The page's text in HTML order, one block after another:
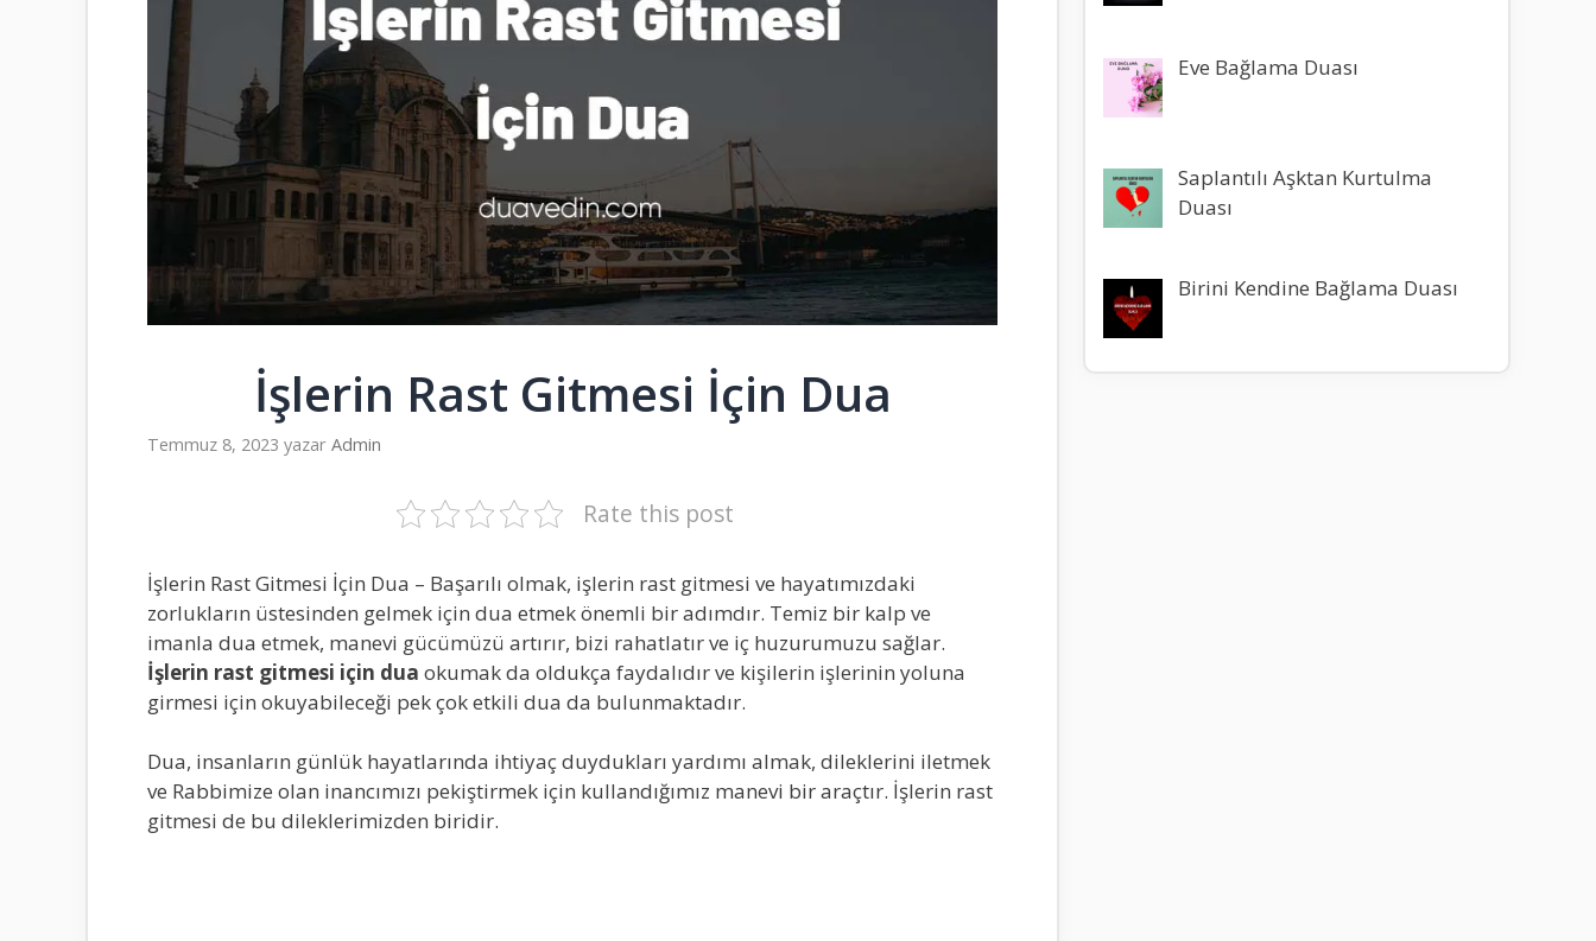
İşlerin Rast Gitmesi İçin Dua
Temmuz 8, 2023 yazar Admin
Rate this post
İşlerin Rast Gitmesi İçin Dua – Başarılı olmak, işlerin rast gitmesi ve hayatımızdaki
zorlukların üstesinden gelmek için dua etmek önemli bir adımdır. Temiz bir kalp ve
imanla dua etmek, manevi gücümüzü artırır, bizi rahatlatır ve iç huzurumuzu sağlar.
İşlerin rast gitmesi için dua okumak da oldukça faydalıdır ve kişilerin işlerinin yoluna
girmesi için okuyabileceği pek çok etkili dua da bulunmaktadır.
Dua, insanların günlük hayatlarında ihtiyaç duydukları yardımı almak, dileklerini iletmek
ve Rabbimize olan inancımızı pekiştirmek için kullandığımız manevi bir araçtır. İşlerin rast
gitmesi de bu dileklerimizden biridir.
Eve Bağlama Duası
Saplantılı Aşktan Kurtulma
Duası
Birini Kendine Bağlama Duası